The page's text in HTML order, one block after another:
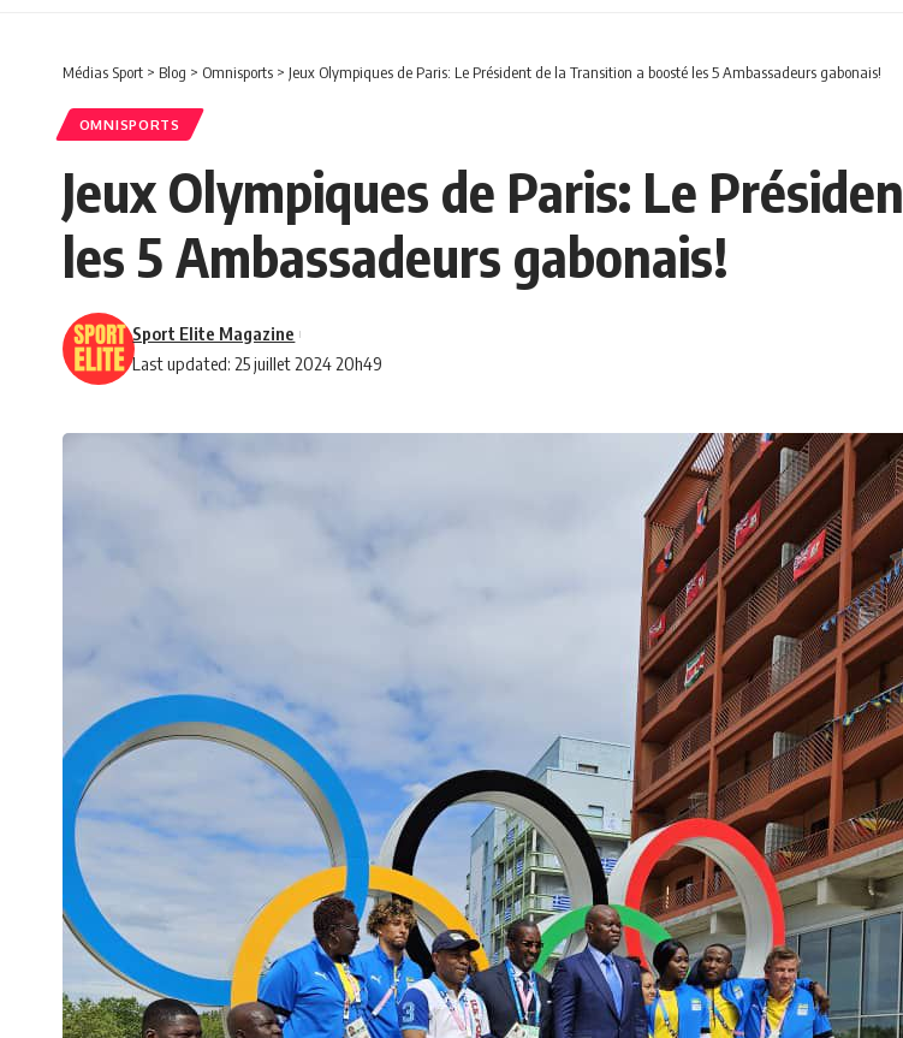
Médias Sport > Blog > Omnisports > Jeux Olympiques de Paris: Le Président de la Transition a boosté les 5 Ambassadeurs gabonais!
OMNISPORTS
Jeux Olympiques de Paris: Le
les 5 Ambassadeurs gabonais!
Last updated: 25 juillet 2024 20h49
Sport Elite Magazine